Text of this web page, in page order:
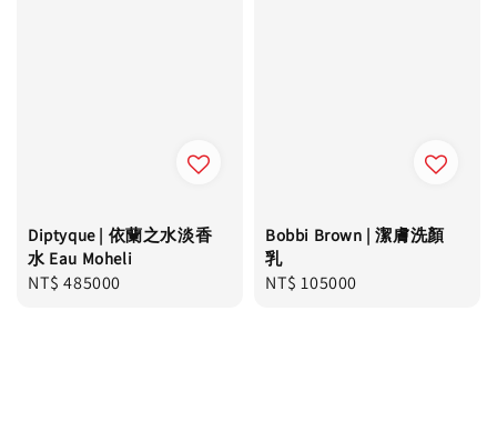
Diptyque | 依蘭之水淡香
水 Eau Moheli
Regular
NT$ 485000
Bobbi Brown | 潔膚洗顏
乳
Regular
NT$ 105000